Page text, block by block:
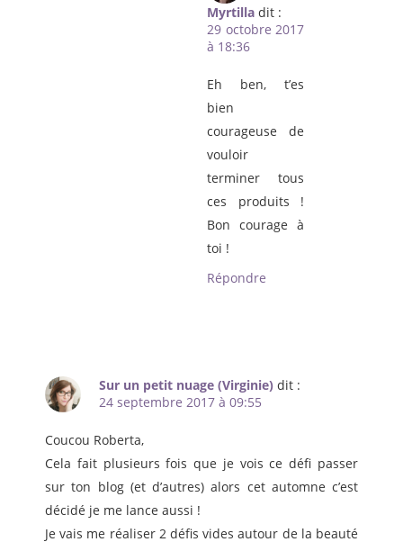
Myrtilla dit :
29 octobre 2017
à 18:36
Eh ben, t’es
bien
courageuse de
vouloir
terminer tous
ces produits !
Bon courage à
toi !
Répondre
Sur un petit nuage (Virginie) dit :
24 septembre 2017 à 09:55
Coucou Roberta,
Cela fait plusieurs fois que je vois ce défi passer
sur ton blog (et d’autres) alors cet automne c’est
décidé je me lance aussi !
Je vais me réaliser 2 défis vides autour de la beauté